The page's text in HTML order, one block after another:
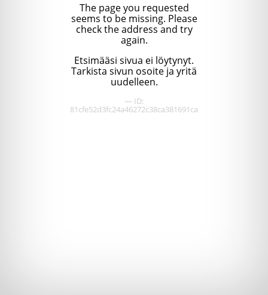
The page you requested
seems to be missing. Please
check the address and try
again.
Etsimääsi sivua ei löytynyt.
Tarkista sivun osoite ja yritä
uudelleen.
— ID:
81cfe52d3fc24a46272c38ca381691ca